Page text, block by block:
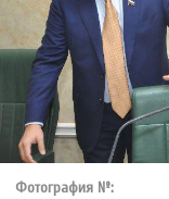
Фотография №: